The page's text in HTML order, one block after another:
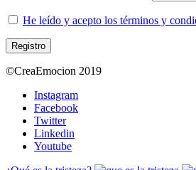
He leído y acepto los términos y
©CreaEmocion 2019
Instagram
Facebook
Twitter
Linkedin
Youtube